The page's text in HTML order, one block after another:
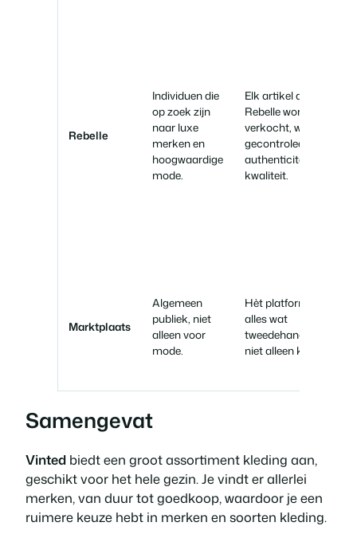
Rebelle
Individuen die
op zoek zijn
naar luxe
merken en
hoogwaardige
mode.
Elk artikel dat op
Rebelle wordt
verkocht, wordt
gecontroleerd op
authenticiteit en
kwaliteit.
Marktplaats
Algemeen
publiek, niet
alleen voor
mode.
Hèt platform voor
alles wat
tweedehands is,
niet alleen kleding.
Samengevat
Vinted biedt een groot assortiment kleding aan,
geschikt voor het hele gezin. Je vindt er allerlei
merken, van duur tot goedkoop, waardoor je een
ruimere keuze hebt in merken en soorten kleding.